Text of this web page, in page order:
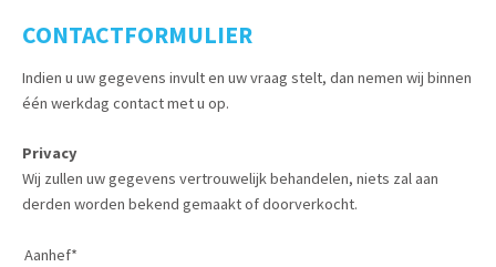
CONTACTFORMULIER
Indien u uw gegevens invult en uw vraag stelt, dan nemen wij binnen
één werkdag contact met u op.
Privacy
Wij zullen uw gegevens vertrouwelijk behandelen, niets zal aan
derden worden bekend gemaakt of doorverkocht.
Aanhef*